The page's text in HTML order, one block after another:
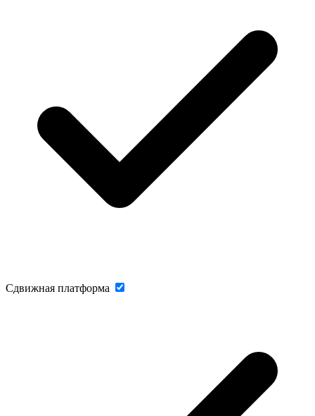
Сдвижная платформа